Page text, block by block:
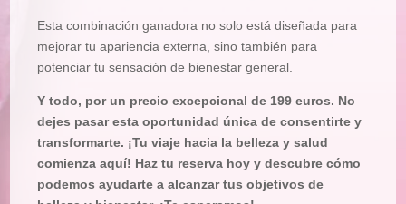
Esta combinación ganadora no solo está diseñada para
mejorar tu apariencia externa, sino también para
potenciar tu sensación de bienestar general.
Y todo, por un precio excepcional de 199 euros. No
dejes pasar esta oportunidad única de consentirte y
transformarte. ¡Tu viaje hacia la belleza y salud
comienza aquí! Haz tu reserva hoy y descubre cómo
podemos ayudarte a alcanzar tus objetivos de